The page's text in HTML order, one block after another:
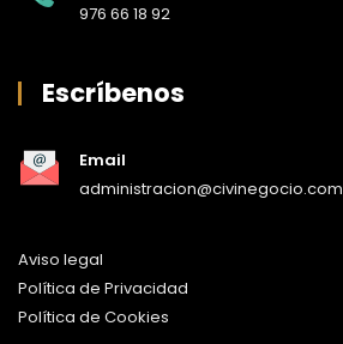
976 66 18 92
Escríbenos
Email
administracion@civinegocio.com
Aviso legal
Política de Privacidad
Política de Cookies